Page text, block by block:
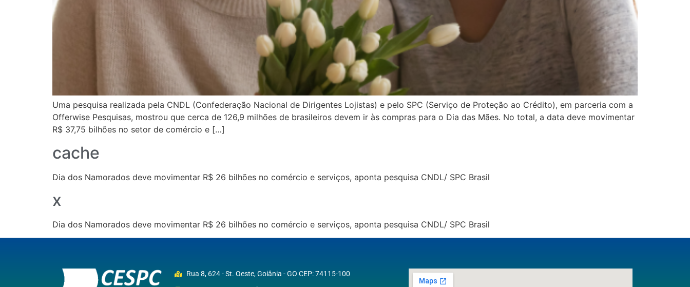
Uma pesquisa realizada pela CNDL (Confederação Nacional de Dirigentes Lojistas) e pelo SPC (Serviço de Proteção ao Crédito), em parceria com a
Offerwise Pesquisas, mostrou que cerca de 126,9 milhões de brasileiros devem ir às compras para o Dia das Mães. No total, a data deve movimentar
R$ 37,75 bilhões no setor de comércio e […]
cache
Dia dos Namorados deve movimentar R$ 26 bilhões no comércio e serviços, aponta pesquisa CNDL/ SPC Brasil
x
Dia dos Namorados deve movimentar R$ 26 bilhões no comércio e serviços, aponta pesquisa CNDL/ SPC Brasil
Rua 8, 624 - St. Oeste, Goiânia - GO CEP: 74115-100